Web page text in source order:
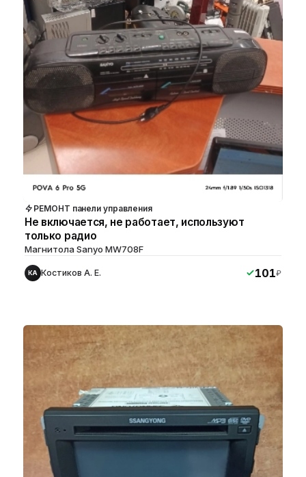
РЕМОНТ панели управления
Не включается, не работает, используют
только радио
Магнитола Sanyo MW708F
КА Костиков А. Е. 101₽